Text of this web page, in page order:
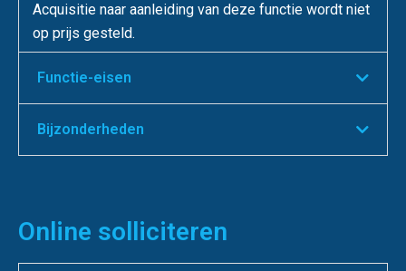
Acquisitie naar aanleiding van deze functie wordt niet
op prijs gesteld.
Functie-eisen
Bijzonderheden
Online solliciteren